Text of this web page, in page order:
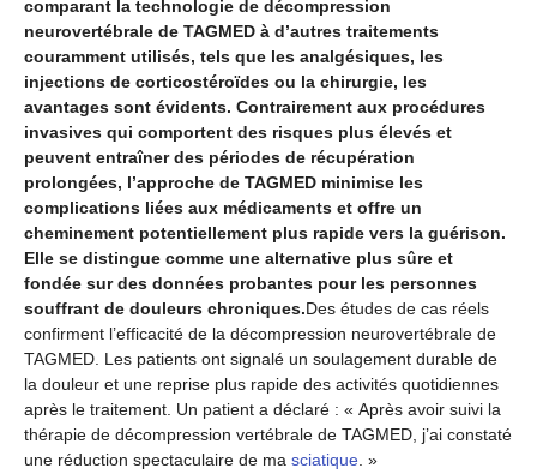
comparant la technologie de décompression
neurovertébrale de TAGMED à d’autres traitements
couramment utilisés, tels que les analgésiques, les
injections de corticostéroïdes ou la chirurgie, les
avantages sont évidents. Contrairement aux procédures
invasives qui comportent des risques plus élevés et
peuvent entraîner des périodes de récupération
prolongées, l’approche de TAGMED minimise les
complications liées aux médicaments et offre un
cheminement potentiellement plus rapide vers la guérison.
Elle se distingue comme une alternative plus sûre et
fondée sur des données probantes pour les personnes
souffrant de douleurs chroniques.Des études de cas réels
confirment l’efficacité de la décompression neurovertébrale de
TAGMED. Les patients ont signalé un soulagement durable de
la douleur et une reprise plus rapide des activités quotidiennes
après le traitement. Un patient a déclaré : « Après avoir suivi la
thérapie de décompression vertébrale de TAGMED, j’ai constaté
une réduction spectaculaire de ma sciatique . »